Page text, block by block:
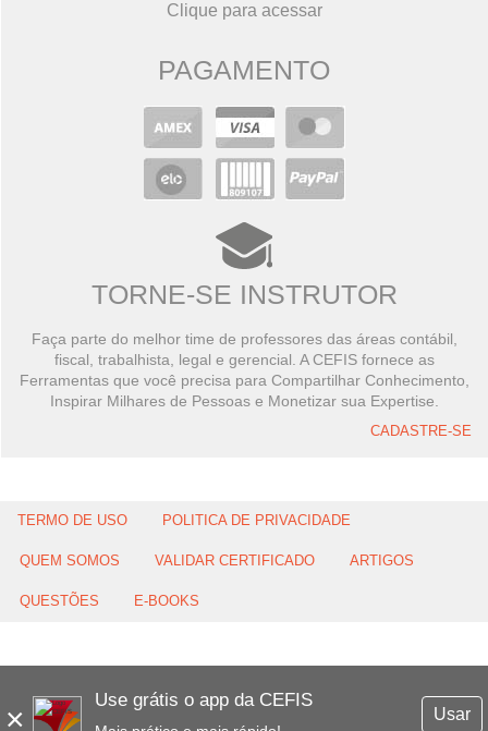
×
Use grátis o app da CEFIS
Usar
Clique para acessar
PAGAMENTO
TORNE-SE INSTRUTOR
Faça parte do melhor time de professores das áreas contábil,
fiscal, trabalhista, legal e gerencial. A CEFIS fornece as
Ferramentas que você precisa para Compartilhar Conhecimento,
Inspirar Milhares de Pessoas e Monetizar sua Expertise.
CADASTRE-SE
TERMO DE USO POLITICA DE PRIVACIDADE
QUEM SOMOS VALIDAR CERTIFICADO ARTIGOS
QUESTÕES E-BOOKS